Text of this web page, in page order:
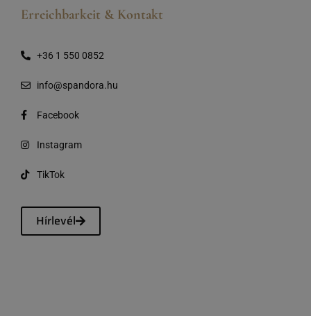
Erreichbarkeit & Kontakt
+36 1 550 0852
info@spandora.hu
Facebook
Instagram
TikTok
Hírlevél